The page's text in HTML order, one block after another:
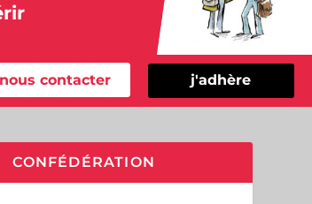
nous contacter j'adhère
CONFÉDÉRATION